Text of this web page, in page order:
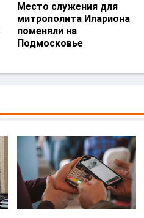
Место служения для
митрополита Илариона
поменяли на
Подмосковье